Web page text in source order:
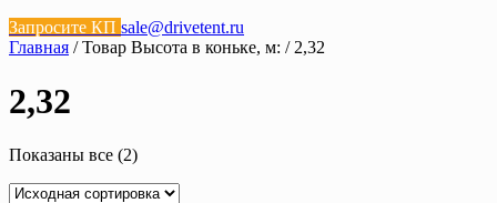
Запросите КП sale@drivetent.ru
Главная / Товар Высота в коньке, м: / 2,32
2,32
Показаны все (2)